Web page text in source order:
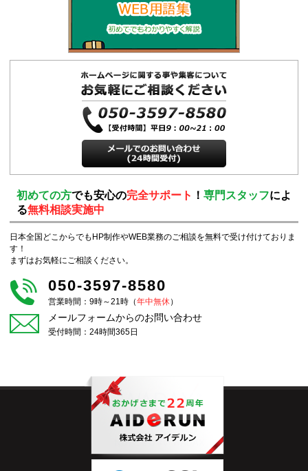
初めての方でも安心の完全サポート ！ 専門スタッフによ
る無料相談実施中
日本全国どこからでもHP制作やWEB業務のご相談を無料で受け付けておりま
す！
まずはお気軽にご相談ください。
050-3597-8580
営業時間：9時～21時（年中無休）
メールフォームからのお問い合わせ
受付時間：24時間365日